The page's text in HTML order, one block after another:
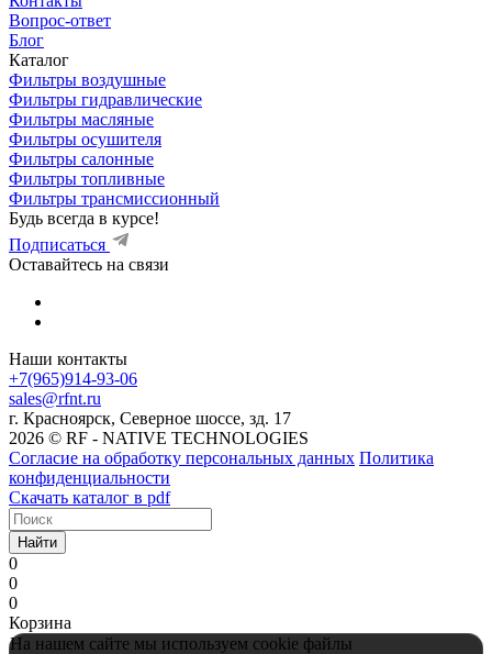
Вопрос-ответ
Блог
Каталог
Фильтры воздушные
Фильтры гидравлические
Фильтры масляные
Фильтры осушителя
Фильтры салонные
Фильтры топливные
Фильтры трансмиссионный
Будь всегда в курсе!
Подписаться
Оставайтесь на связи
Наши контакты
+7(965)914-93-06
sales@rfnt.ru
г. Красноярск, Северное шоссе, зд. 17
2026 © RF - NATIVE TECHNOLOGIES
Согласие на обработку персональных данных Политика
конфиденциальности
Скачать каталог в pdf
Найти
0
0
0
Корзина
На нашем сайте мы используем cookie файлы